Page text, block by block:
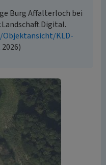
Burg Affalterloch bei
KLD-